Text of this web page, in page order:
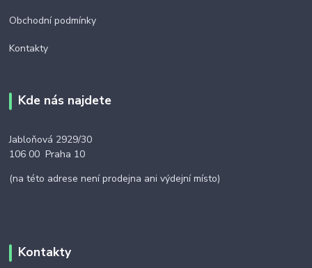
Obchodní podmínky
Kontakty
Kde nás najdete
Jabloňová 2929/30
106 00 Praha 10
(na této adrese není prodejna ani výdejní místo)
Kontakty